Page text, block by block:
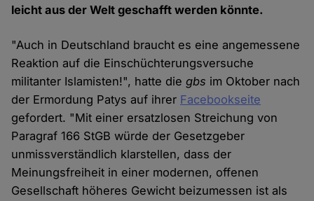
leicht aus der Welt geschafft werden könnte.
"Auch in Deutschland braucht es eine angemessene
Reaktion auf die Einschüchterungsversuche
militanter Islamisten!", hatte diegbs im Oktober nach
der Ermordung Patys auf ihrer Facebookseite
gefordert. "Mit einer ersatzlosen Streichung von
Paragraf 166 StGB würde der Gesetzgeber
unmissverständlich klarstellen, dass der
Meinungsfreiheit in einer modernen, offenen
Gesellschaft höheres Gewicht beizumessen ist als